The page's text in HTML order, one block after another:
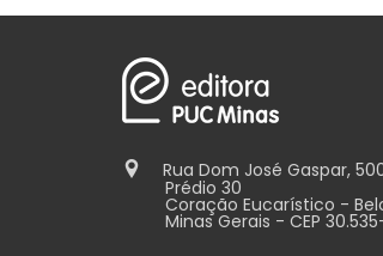
Rua Dom José Gaspar,
Prédio 30
Coração Eucarístico -
Minas Gerais - CEP